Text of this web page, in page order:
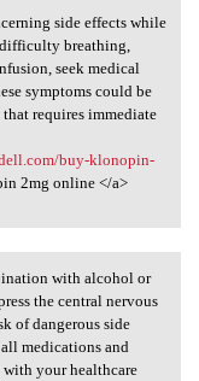
side effects while
breathing,
seek medical
symptoms could be
requires immediate
buy-klonopin-
2mg online </a>
with alcohol or
the central nervous
of dangerous side
medications and
with your healthcare